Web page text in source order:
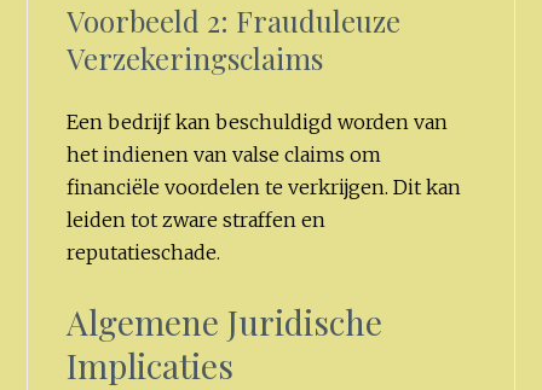
Voorbeeld 2: Frauduleuze
Verzekeringsclaims
Een bedrijf kan beschuldigd worden van
het indienen van valse claims om
financiële voordelen te verkrijgen. Dit kan
leiden tot zware straffen en
reputatieschade.
Algemene Juridische
Implicaties